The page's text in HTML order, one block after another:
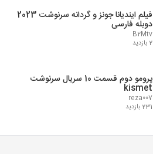
فیلم ایندیانا جونز و گردانه سرنوشت 2023
دوبله فارسی
B2Mtv
2 بازدید
پرومو دوم قسمت 10 سریال سرنوشت
kismet
reza007
231 بازدید